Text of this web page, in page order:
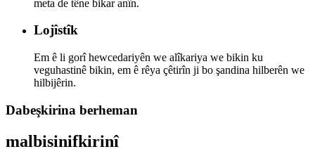
meta de têne bikar anîn.
Lojîstîk
Em ê li gorî hewcedariyên we alîkariya we bikin ku
veguhastinê bikin, em ê rêya çêtirîn ji bo şandina hilberên we
hilbijêrin.
Dabeşkirina berheman
malbisinifkirinî